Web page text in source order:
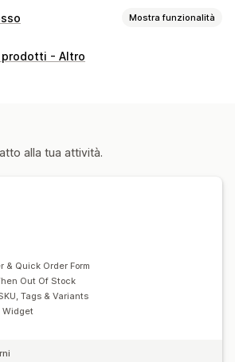
Mostra funzionalità
- Altro
alla tua attività.
& Quick Order Form
Out Of Stock
Tags & Variants
Widget